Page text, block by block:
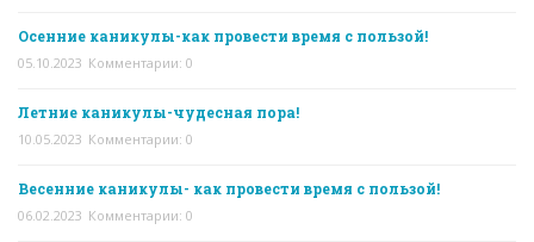
Осенние каникулы-как провести время с пользой!
05.10.2023 Комментарии: 0
Летние каникулы-чудесная пора!
10.05.2023 Комментарии: 0
Весенние каникулы- как провести время с пользой!
06.02.2023 Комментарии: 0